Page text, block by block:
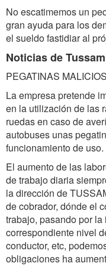
No escatimemos un
gran ayuda para los
el sueldo fastidiar al
Noticias de
PEGATINAS
La empresa pretende
en la utilización de las
ruedas en caso de
autobuses unas
funcionamiento de uso.
El aumento de las
de trabajo diaria
la dirección de
de cobrador, dónde el
trabajo, pasando por
correspondiente nivel
conductor, etc,
obligaciones ha